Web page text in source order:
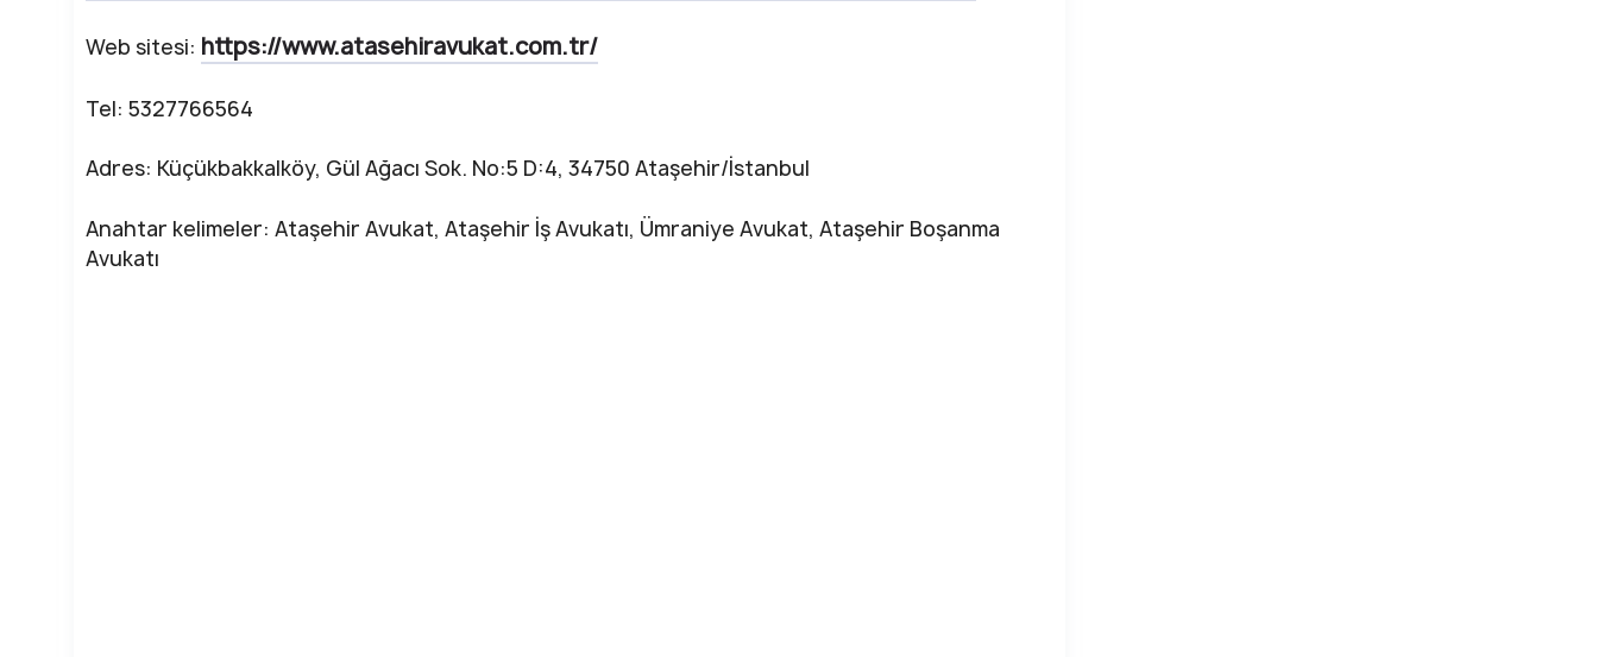
Web sitesi: https://www.atasehiravukat.com.tr/
Tel: 5327766564
Adres: Küçükbakkalköy, Gül Ağacı Sok. No:5 D:4, 34750 Ataşehir/İstanbul
Anahtar kelimeler: Ataşehir Avukat, Ataşehir İş Avukatı, Ümraniye Avukat, Ataşehir Boşanma
Avukatı